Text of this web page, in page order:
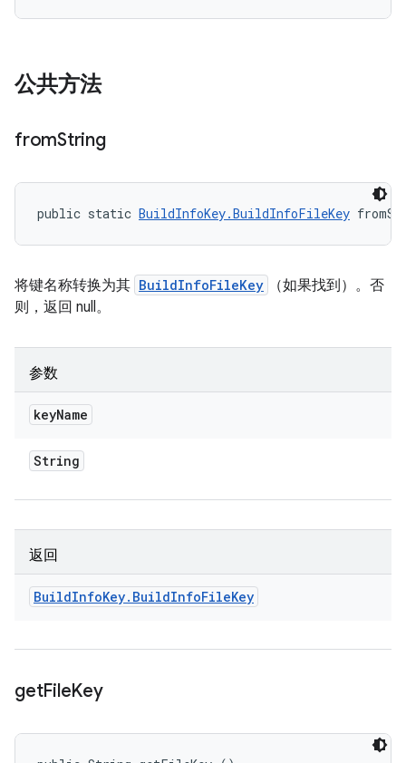
公共方法
fromString
public static BuildInfoKey.BuildInfoFileKey
将键名称转换为其 BuildInfoFileKey
（如果找到）。否
则，返回 null。
参数
keyName
String
返回
BuildInfoKey. BuildInfoFileKey
getFileKey